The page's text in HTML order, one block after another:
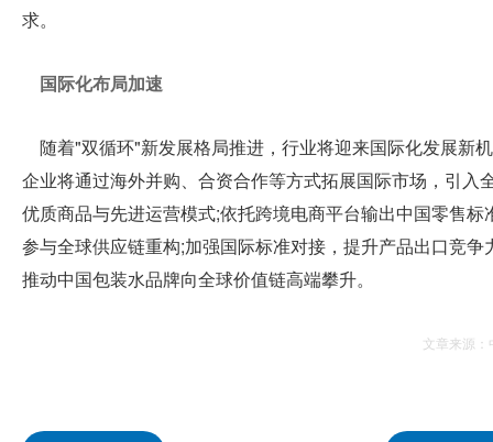
求。
国际化布局加速
随着"双循环"新发展格局推进，行业将迎来国际化发展新
企业将通过海外并购、合资合作等方式拓展国际市场，引入
优质商品与先进运营模式;依托跨境电商平台输出中国零售标
参与全球供应链重构;加强国际标准对接，提升产品出口竞争
推动中国包装水品牌向全球价值链高端攀升。
文章来源：